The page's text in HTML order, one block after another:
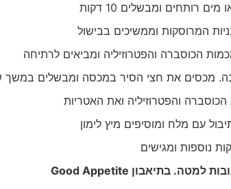
רותחים ומבשלים 10 דקות
המרוסקות וממשיכים בבישול
הכוסברה והפטרוזיליה ומביאים לרתיחה
מכסים את חצי הסיר במכסה ומבשלים במשך
והפטרוזיליה ואת האטריות
עם מלח ומוסיפים מיץ לימון
למטה. בתיאבון Good Appetite